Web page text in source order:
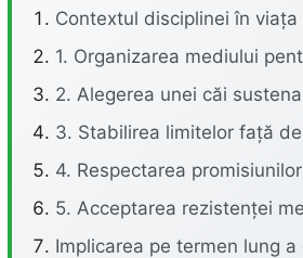
Contextul disciplinei în
1. Organizarea mediului
2. Alegerea unei căi
3. Stabilirea limitelor față
4. Respectarea
5. Acceptarea rezistenței
Implicarea pe termen lung a